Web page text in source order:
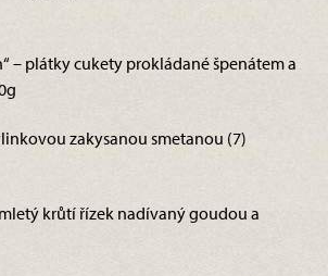
– plátky cukety prokládané špenátem a
zakysanou smetanou (7)
mletý krůtí řízek nadívaný goudou a